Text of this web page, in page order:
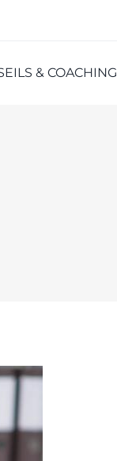
& COACHING